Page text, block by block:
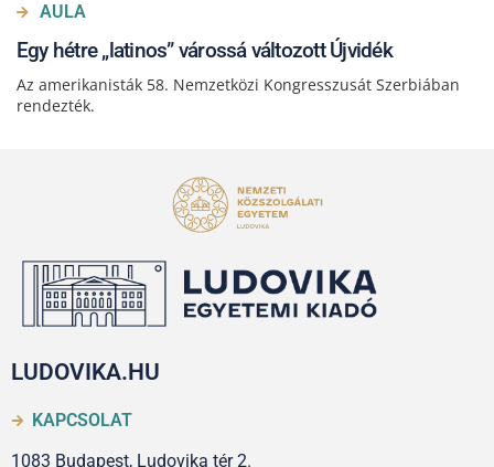
AULA
Egy hétre „latinos” várossá változott Újvidék
Az amerikanisták 58. Nemzetközi Kongresszusát Szerbiában
rendezték.
LUDOVIKA.HU
KAPCSOLAT
1083 Budapest, Ludovika tér 2.